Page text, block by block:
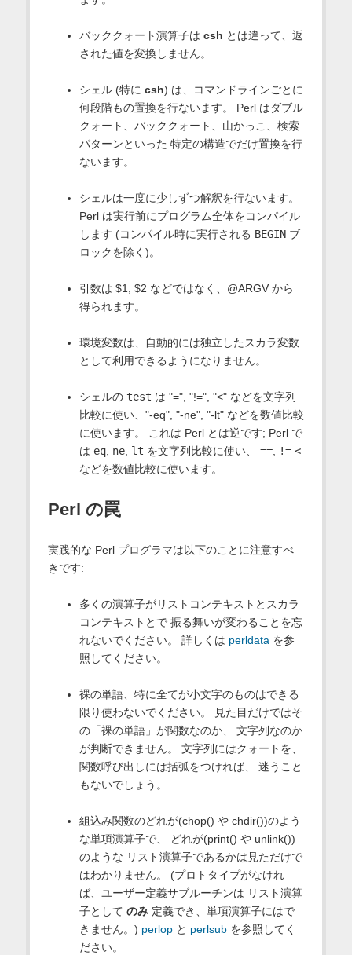
バッククォート演算子は csh とは違って、返
された値を変換しません。
シェル (特に csh) は、コマンドラインごとに
何段階もの置換を行ないます。 Perl はダブル
クォート、バッククォート、山かっこ、検索
パターンといった 特定の構造でだけ置換を行
ないます。
シェルは一度に少しずつ解釈を行ないます。
Perl は実行前にプログラム全体をコンパイル
します (コンパイル時に実行される BEGINブ
ロックを除く)。
引数は $1, $2 などではなく、@ARGV から
得られます。
環境変数は、自動的には独立したスカラ変数
として利用できるようになりません。
シェルの test は "=", "!=", "<" などを文字列
比較に使い、"-eq", "-ne", "-lt" などを数値比較
に使います。 これは Perl とは逆です; Perl で
は eq, ne, lt を文字列比較に使い、 ==, != <
などを数値比較に使います。
Perl の罠
実践的な Perl プログラマは以下のことに注意すべ
きです:
多くの演算子がリストコンテキストとスカラ
コンテキストとで 振る舞いが変わることを忘
れないでください。 詳しくは perldata を参
照してください。
裸の単語、特に全てが小文字のものはできる
限り使わないでください。 見た目だけではそ
の「裸の単語」が関数なのか、 文字列なのか
が判断できません。 文字列にはクォートを、
関数呼び出しには括弧をつければ、 迷うこと
もないでしょう。
組込み関数のどれが(chop() や chdir())のよう
な単項演算子で、 どれが(print() や unlink())
のような リスト演算子であるかは見ただけで
はわかりません。 (プロトタイプがなけれ
ば、ユーザー定義サブルーチンは リスト演算
子として のみ定義でき、単項演算子にはで
きません。) perlopと perlsubを参照してく
ださい。